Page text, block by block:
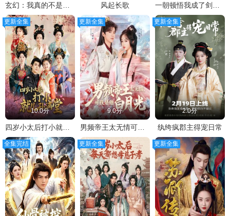
风起长歌
更新全集
10.0分
更新全集
9.0分
男频帝王太无情可我是他白月光
更新全集
2.0分
纨绔疯郡主得宠日常
全集完结 更新全集 更新全集